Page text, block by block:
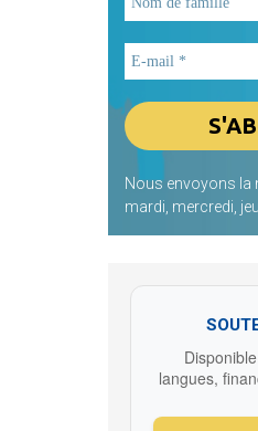
Nous envoyons la
mardi, mercredi,
langues,